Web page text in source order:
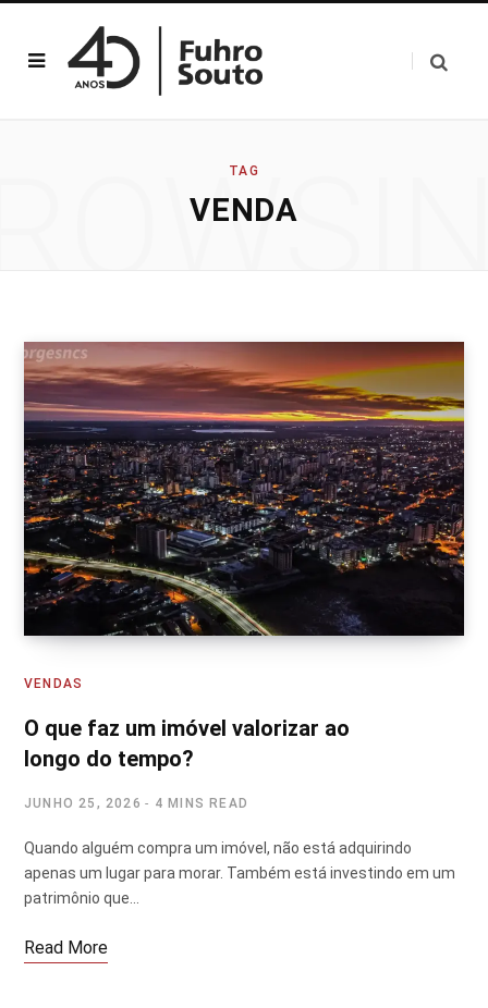
TAG
VENDA
VENDAS
O que faz um imóvel valorizar ao
longo do tempo?
JUNHO 25, 2026 4 MINS READ
Quando alguém compra um imóvel, não está adquirindo
apenas um lugar para morar. Também está investindo em um
patrimônio que…
Read More